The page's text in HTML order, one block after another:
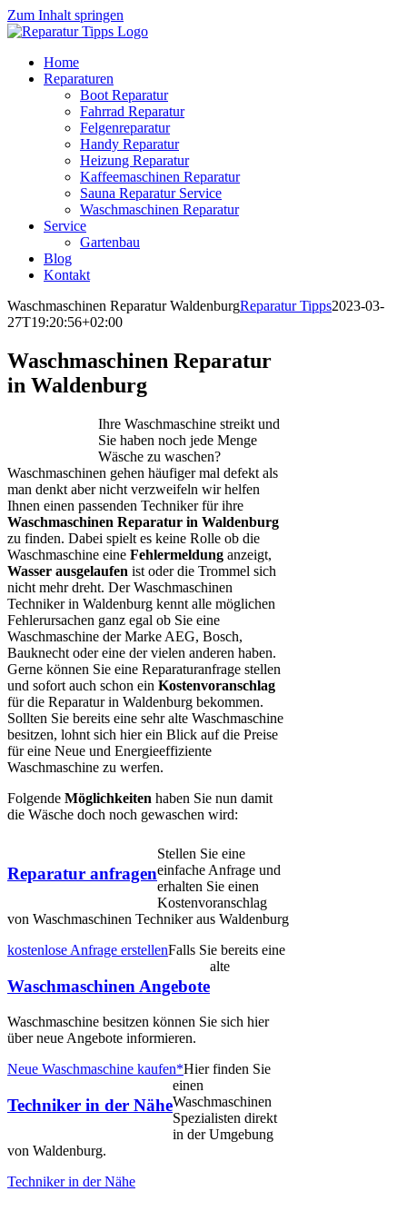
Zum Inhalt springen
Home
Reparaturen
Boot Reparatur
Fahrrad Reparatur
Felgenreparatur
Handy Reparatur
Heizung Reparatur
Kaffeemaschinen Reparatur
Sauna Reparatur Service
Waschmaschinen Reparatur
Service
Gartenbau
Blog
Kontakt
Waschmaschinen Reparatur WaldenburgReparatur Tipps2023-03-
27T19:20:56+02:00
Waschmaschinen Reparatur
in Waldenburg
Ihre Waschmaschine streikt und
Sie haben noch jede Menge
Wäsche zu waschen?
Waschmaschinen gehen häufiger mal defekt als
man denkt aber nicht verzweifeln wir helfen
Ihnen einen passenden Techniker für ihre
Waschmaschinen Reparatur in Waldenburg
zu finden. Dabei spielt es keine Rolle ob die
Waschmaschine eine Fehlermeldung anzeigt,
Wasser ausgelaufen ist oder die Trommel sich
nicht mehr dreht. Der Waschmaschinen
Techniker in Waldenburg kennt alle möglichen
Fehlerursachen ganz egal ob Sie eine
Waschmaschine der Marke AEG, Bosch,
Bauknecht oder eine der vielen anderen haben.
Gerne können Sie eine Reparaturanfrage stellen
und sofort auch schon ein Kostenvoranschlag
für die Reparatur in Waldenburg bekommen.
Sollten Sie bereits eine sehr alte Waschmaschine
besitzen, lohnt sich hier ein Blick auf die Preise
für eine Neue und Energieeffiziente
Waschmaschine zu werfen.
Folgende Möglichkeiten haben Sie nun damit
die Wäsche doch noch gewaschen wird:
Reparatur anfragen
Stellen Sie eine
einfache Anfrage und
erhalten Sie einen
Kostenvoranschlag
von Waschmaschinen Techniker aus Waldenburg
kostenlose Anfrage erstellen
Waschmaschinen Angebote
Falls Sie bereits eine
alte
Waschmaschine besitzen können Sie sich hier
über neue Angebote informieren.
Neue Waschmaschine kaufen*
Techniker in der Nähe
Hier finden Sie
einen
Waschmaschinen
Spezialisten direkt
in der Umgebung
von Waldenburg.
Techniker in der Nähe